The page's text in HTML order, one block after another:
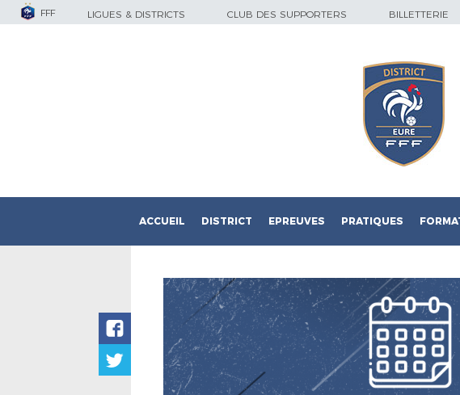
FFF LIGUES & DISTRICTS CLUB DES SUPPORTERS BILLETTERIE
ACCUEIL DISTRICT EPREUVES PRATIQUES